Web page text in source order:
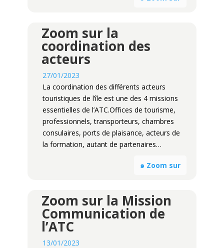
Zoom sur la
coordination des
acteurs
27/01/2023
La coordination des différents acteurs
touristiques de l’île est une des 4 missions
essentielles de l’ATC.Offices de tourisme,
professionnels, transporteurs, chambres
consulaires, ports de plaisance, acteurs de
la formation, autant de partenaires…
๑ Zoom sur
Zoom sur la Mission
Communication de
l’ATC
13/01/2023